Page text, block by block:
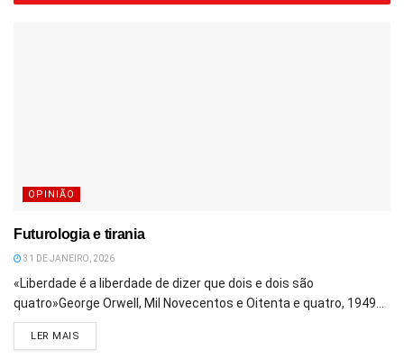
OPINIÃO
Futurologia e tirania
31 DE JANEIRO, 2026
«Liberdade é a liberdade de dizer que dois e dois são
quatro»George Orwell, Mil Novecentos e Oitenta e quatro, 1949...
LER MAIS